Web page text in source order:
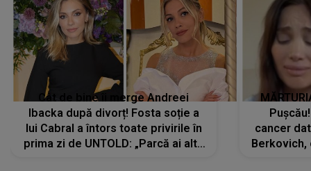
Cât de bine îi merge Andreei
Ibacka după divorț! Fosta soție a
lui Cabral a întors toate privirile în
prima zi de UNTOLD: „Parcă ai altă
cancer